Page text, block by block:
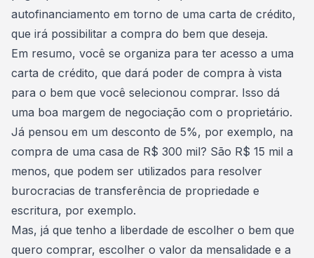
autofinanciamento em torno de uma carta de crédito,
que irá possibilitar a compra do bem que deseja.
Em resumo, você se organiza para ter acesso a uma
carta de crédito, que dará poder de compra à vista
para o bem que você selecionou comprar. Isso dá
uma boa margem de negociação com o proprietário.
Já pensou em um desconto de 5%, por exemplo, na
compra de uma casa de R$ 300 mil? São R$ 15 mil a
menos, que podem ser utilizados para resolver
burocracias de transferência de propriedade e
escritura, por exemplo.
Mas, já que tenho a liberdade de escolher o bem que
quero comprar, escolher o valor da mensalidade e a